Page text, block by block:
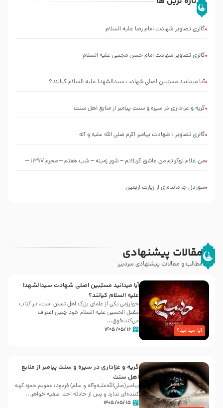
گالری تصاویر شهادت امام رضا علیه السلام
گالری تصاویر شهادت امام حسن مجتبی علیه السلام
آیا میدانید مسبّبین اصلی شهادت سیدالشهدا علیه ‌السلام کیانند؟
گریه و عزاداری در سیره و سنت پیامبر از منابع اهل سنت
گالری تصاویر : شهادت پیامبر اکرم صلی الله علیه و آله
من غلام نوکراتم من عاشق کربلاتم – شور زمینه – شب هفتم – محرم 1397 –
سوزدل جا مانده‌ای از زیارت اربعین
مقالات پیشنهادی
مطالب و مقالات پیشنهادی سردبیر
آیا میدانید؟
آیا میدانید مسبّبین اصلی شهادت سیدالشهدا
علیه ‌السلام کیانند؟
خوارزمی یکی از علمای بزرگ اهل تسنن است، در کتاب
مقتل الحسین علیه ‌السلام خود چنین اعتراف
می‌کند:فوَق...
۱۶ /۰۵/ ۱۴۰۵
گریه و عزاداری در سیره و سنت پیامبر از منابع
اهل سنت
پیامبر(صلی‌الله‌علیه‌وآله و سلم) فرمود: عمویم حمزه گریه
کننده‌ای ندارد و پس از حادثه احد، صفیه خواهر...
۱۵ /۰۵/ ۱۴۰۵